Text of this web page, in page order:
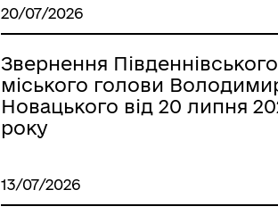
20/07/2026
Звернення Південнівського
міського голови
Новацького від 20 липня
року
13/07/2026